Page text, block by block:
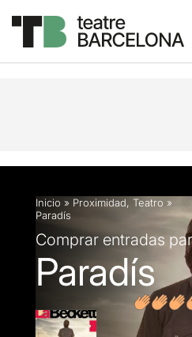
Descripción Ficha
Inicio » Proximidad, Teatro »
Paradís
Comprar entradas
Paradís